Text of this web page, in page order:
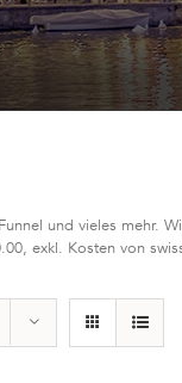
und vieles mehr.
exkl. Kosten von